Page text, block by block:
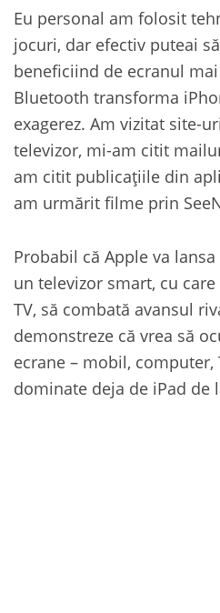
Eu personal am folosit
jocuri, dar efectiv puteai
beneficiind de ecranul
Bluetooth transforma
exagerez. Am vizitat site-
televizor, mi-am citit
am citit publicațiile din
am urmărit filme prin
Probabil că Apple va
un televizor smart, cu
TV, să combată avansul
demonstreze că vrea să
ecrane – mobil, computer,
dominate deja de iPad de